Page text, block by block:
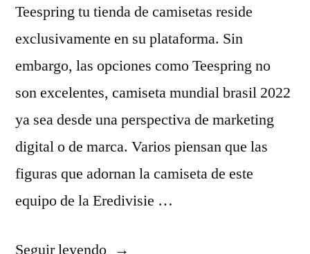
Teespring tu tienda de camisetas reside
exclusivamente en su plataforma. Sin
embargo, las opciones como Teespring no
son excelentes, camiseta mundial brasil 2022
ya sea desde una perspectiva de marketing
digital o de marca. Varios piensan que las
figuras que adornan la camiseta de este
equipo de la Eredivisie …
Seguir leyendo«camisetas